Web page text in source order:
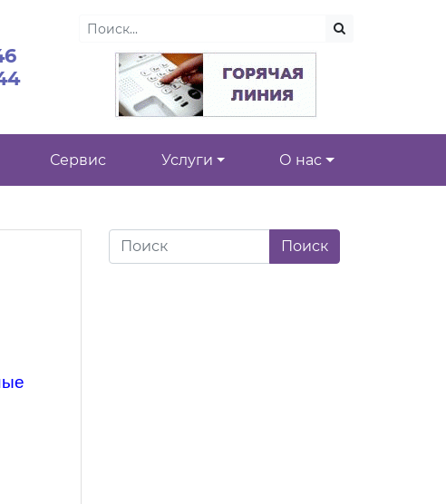
Сервис Услуги О нас